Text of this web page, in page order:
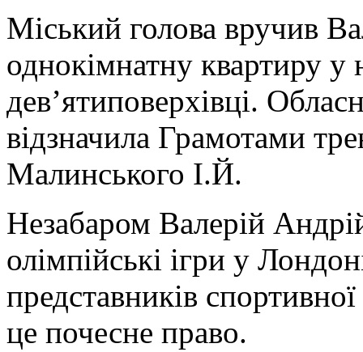
Міський голова вручив
однокімнатну квартиру у
дев’ятиповерхівці.
відзначила Грамотами
Малинського І.Й.
Незабаром Валерій
олімпійські ігри у
представників
це почесне право.